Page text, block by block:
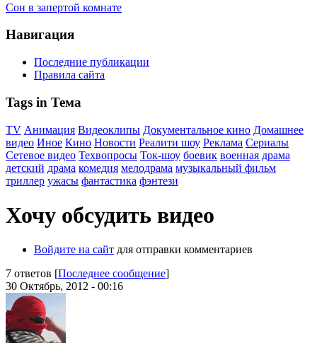
Сон в запертой комнате
Навигация
Последние публикации
Правила сайта
Tags in Тема
TV Анимация Видеоклипы Документальное кино Домашнее
видео Иное Кино Новости Реалити шоу Реклама Сериалы
Сетевое видео Техвопросы Ток-шоу боевик военная драма
детский драма комедия мелодрама музыкальный фильм
триллер ужасы фантастика фэнтези
Хочу обсудить видео
Войдите на сайт для отправки комментариев
7 ответов [Последнее сообщение]
30 Октябрь, 2012 - 00:16